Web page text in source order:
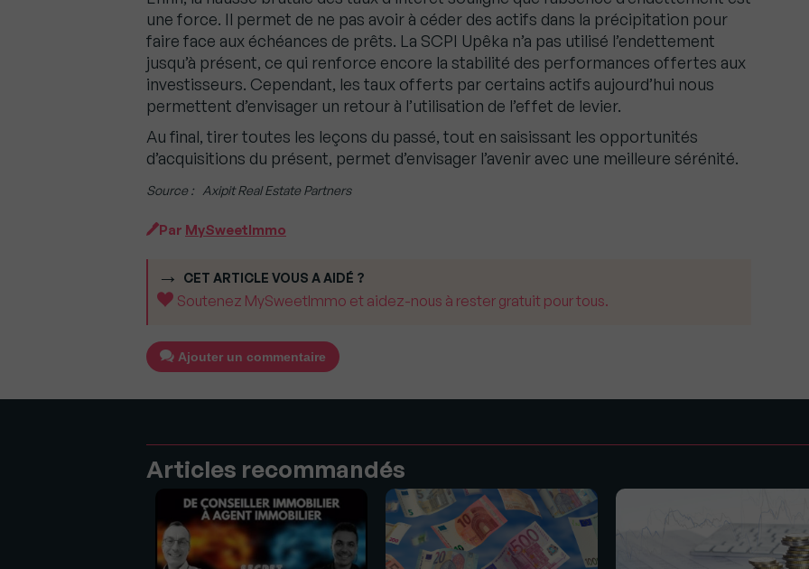
une force. Il permet de ne pas avoir à céder des actifs dans la précipitation pour
faire face aux échéances de prêts. La SCPI Upêka n’a pas utilisé l’endettement
jusqu’à présent, ce qui renforce encore la stabilité des performances offertes aux
investisseurs. Cependant, les taux offerts par certains actifs aujourd’hui nous
permettent d’envisager un retour à l’utilisation de l’effet de levier.
Au final, tirer toutes les leçons du passé, tout en saisissant les opportunités
d’acquisitions du présent, permet d’envisager l’avenir avec une meilleure sérénité.
Source : Axipit Real Estate Partners
Par MySweetImmo
CET ARTICLE VOUS A AIDÉ ?
Soutenez MySweetImmo et aidez-nous à rester gratuit pour tous.
Ajouter un commentaire
Articles recommandés